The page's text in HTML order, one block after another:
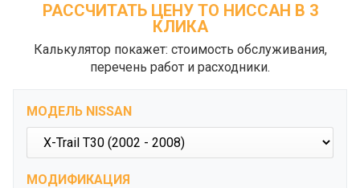
РАССЧИТАТЬ ЦЕНУ ТО НИССАН В 3
КЛИКА
Калькулятор покажет: стоимость обслуживания,
перечень работ и расходники.
МОДЕЛЬ NISSAN
МОДИФИКАЦИЯ